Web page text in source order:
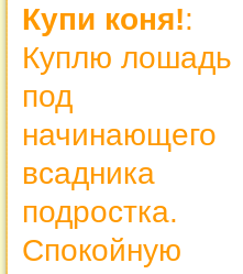
Купи коня!:
Куплю лошадь
под
начинающего
всадника
подростка.
Спокойную